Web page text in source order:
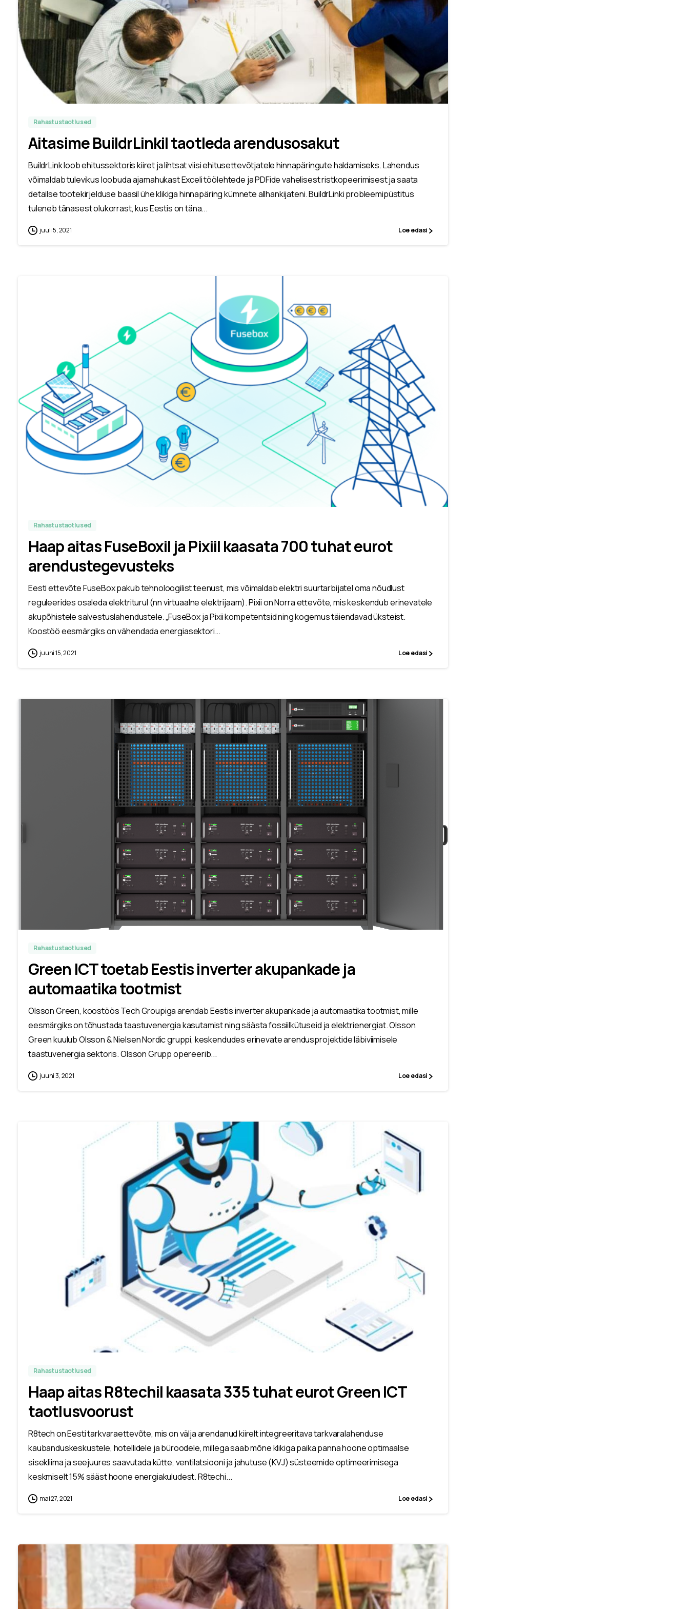
Rahastustaotlused
Aitasime BuildrLinkil taotleda arendusosakut
BuildrLink loob ehitussektoris kiiret ja lihtsat viisi ehitusettevõtjatele hinnapäringute haldamiseks. Lahendus
võimaldab tulevikus loobuda ajamahukast Exceli töölehtede ja PDFide vahelisest ristkopeerimisest ja saata
detailse tootekirjelduse baasil ühe klikiga hinnapäring kümnete allhankijateni. BuildrLinki probleemipüstitus
tuleneb tänasest olukorrast, kus Eestis on täna...
juuli 5, 2021 Loe edasi
Rahastustaotlused
Haap aitas FuseBoxil ja Pixiil kaasata 700 tuhat eurot
arendustegevusteks
Eesti ettevõte FuseBox pakub tehnoloogilist teenust, mis võimaldab elektri suurtarbijatel oma nõudlust
reguleerides osaleda elektriturul (nn virtuaalne elektrijaam). Pixii on Norra ettevõte, mis keskendub erinevatele
akupõhistele salvestuslahendustele. „FuseBox ja Pixii kompetentsid ning kogemus täiendavad üksteist.
Koostöö eesmärgiks on vähendada energiasektori...
juuni 15, 2021 Loe edasi
Rahastustaotlused
Green ICT toetab Eestis inverter akupankade ja
automaatika tootmist
Olsson Green, koostöös Tech Groupiga arendab Eestis inverter akupankade ja automaatika tootmist, mille
eesmärgiks on tõhustada taastuvenergia kasutamist ning säästa fossiilkütuseid ja elektrienergiat. Olsson
Green kuulub Olsson & Nielsen Nordic gruppi, keskendudes erinevate arendusprojektide läbiviimisele
taastuvenergia sektoris. Olsson Grupp opereerib...
juuni 3, 2021 Loe edasi
Rahastustaotlused
Haap aitas R8techil kaasata 335 tuhat eurot Green ICT
taotlusvoorust
R8tech on Eesti tarkvaraettevõte, mis on välja arendanud kiirelt integreeritava tarkvaralahenduse
kaubanduskeskustele, hotellidele ja büroodele, millega saab mõne klikiga paika panna hoone optimaalse
sisekliima ja seejuures saavutada kütte, ventilatsiooni ja jahutuse (KVJ) süsteemide optimeerimisega
keskmiselt 15% sääst hoone energiakuludest. R8techi...
mai 27, 2021 Loe edasi